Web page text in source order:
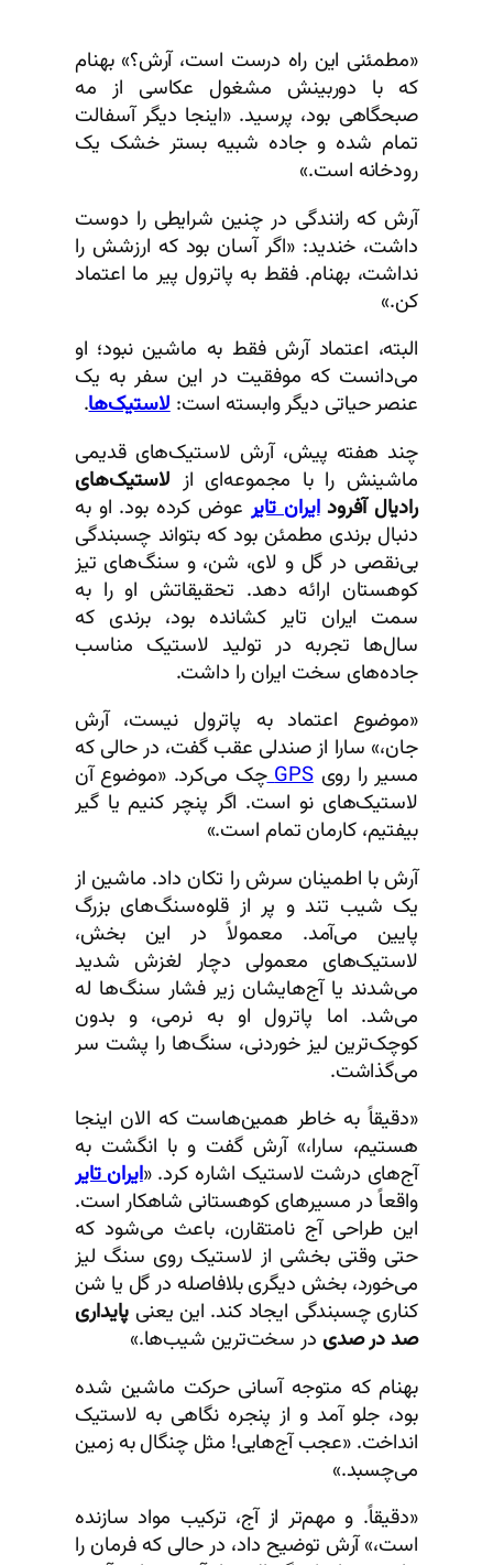
«مطمئنی این راه درست است، آرش؟» بهنام
که با دوربینش مشغول عکاسی از مه
صبحگاهی بود، پرسید. «اینجا دیگر آسفالت
تمام شده و جاده شبیه بستر خشک یک
رودخانه است.»
آرش که رانندگی در چنین شرایطی را دوست
داشت، خندید: «اگر آسان بود که ارزشش را
نداشت، بهنام. فقط به پاترول پیر ما اعتماد
کن.»
البته، اعتماد آرش فقط به ماشین نبود؛ او
می‌دانست که موفقیت در این سفر به یک
عنصر حیاتی دیگر وابسته است:لاستیک‌ها.
چند هفته پیش، آرش لاستیک‌های قدیمی
ماشینش را با مجموعه‌ای از لاستیک‌های
رادیال آفرودایران تایر عوض کرده بود. او به
دنبال برندی مطمئن بود که بتواند چسبندگی
بی‌نقصی در گل و لای، شن، و سنگ‌های تیز
کوهستان ارائه دهد. تحقیقاتش او را به
سمت ایران تایر کشانده بود، برندی که
سال‌ها تجربه در تولید لاستیک مناسب
جاده‌های سخت ایران را داشت.
«موضوع اعتماد به پاترول نیست، آرش
جان،» سارا از صندلی عقب گفت، در حالی که
مسیر را رویGPS چک می‌کرد. «موضوع آن
لاستیک‌های نو است. اگر پنچر کنیم یا گیر
بیفتیم، کارمان تمام است.»
آرش با اطمینان سرش را تکان داد. ماشین از
یک شیب تند و پر از قلوه‌سنگ‌های بزرگ
پایین می‌آمد. معمولاً در این بخش،
لاستیک‌های معمولی دچار لغزش شدید
می‌شدند یا آج‌هایشان زیر فشار سنگ‌ها له
می‌شد. اما پاترول او به نرمی، و بدون
کوچک‌ترین لیز خوردنی، سنگ‌ها را پشت سر
می‌گذاشت.
«دقیقاً به خاطر همین‌هاست که الان اینجا
هستیم، سارا،» آرش گفت و با انگشت به
آج‌های درشت لاستیک اشاره کرد. «ایران تایر
واقعاً در مسیرهای کوهستانی شاهکار است.
این طراحی آج نامتقارن، باعث می‌شود که
حتی وقتی بخشی از لاستیک روی سنگ لیز
می‌خورد، بخش دیگری بلافاصله در گل یا شن
کناری چسبندگی ایجاد کند. این یعنی پایداری
صد در صدی در سخت‌ترین شیب‌ها.»
بهنام که متوجه آسانی حرکت ماشین شده
بود، جلو آمد و از پنجره نگاهی به لاستیک
انداخت. «عجب آج‌هایی! مثل چنگال به زمین
می‌چسبد.»
«دقیقاً. و مهم‌تر از آج، ترکیب مواد سازنده
است،» آرش توضیح داد، در حالی که فرمان را